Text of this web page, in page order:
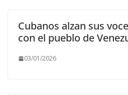
Cubanos alzan sus
con el pueblo de
03/01/2026